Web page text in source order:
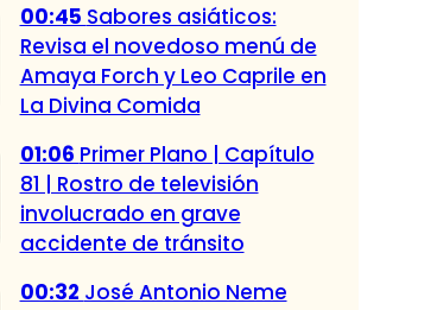
00:45 Sabores asiáticos:
Revisa el novedoso menú de
Amaya Forch y Leo Caprile en
La Divina Comida
01:06 Primer Plano | Capítulo
81 | Rostro de televisión
involucrado en grave
accidente de tránsito
00:32 José Antonio Neme